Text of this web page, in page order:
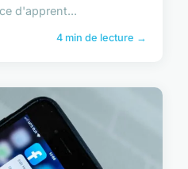
d'apprent...
4 min de lecture →